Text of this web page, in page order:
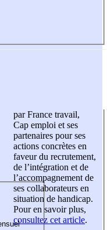
par France travail,
Cap emploi et ses
partenaires pour ses
actions concrètes en
faveur du recrutement,
de l’intégration et de
l’accompagnement de
ses collaborateurs en
situation de handicap.
Pour en savoir plus,
consultez cet article.